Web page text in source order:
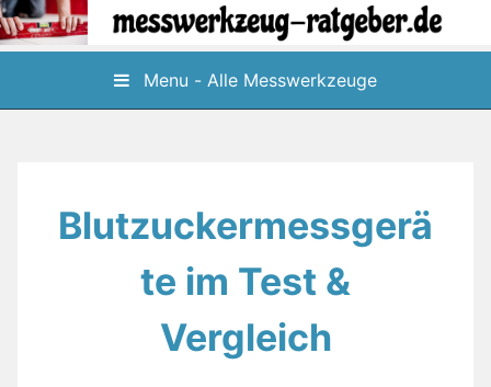
Skip
to
Menu - Alle Messwerkzeuge
Blutzuckermessgerä
te im Test &
Vergleich